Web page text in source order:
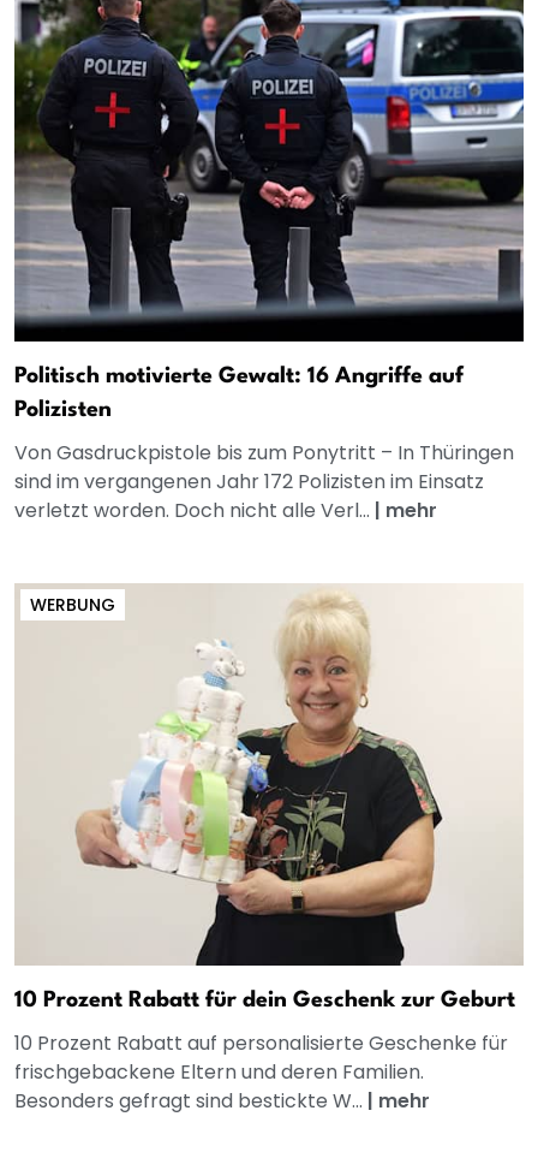
Politisch motivierte Gewalt: 16 Angriffe auf
Polizisten
Von Gasdruckpistole bis zum Ponytritt – In Thüringen
sind im vergangenen Jahr 172 Polizisten im Einsatz
verletzt worden. Doch nicht alle Verl... | mehr
WERBUNG
10 Prozent Rabatt für dein Geschenk zur Geburt
10 Prozent Rabatt auf personalisierte Geschenke für
frischgebackene Eltern und deren Familien.
Besonders gefragt sind bestickte W... | mehr